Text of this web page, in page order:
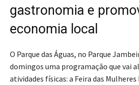
gastronomia e
economia local
O Parque das Águas, no Parque
domingos uma programação que vai
atividades físicas: a Feira das